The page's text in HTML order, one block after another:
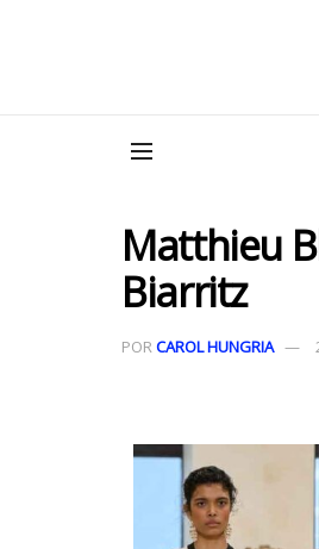
Matthieu
Biarritz
POR CAROL HUNGRIA